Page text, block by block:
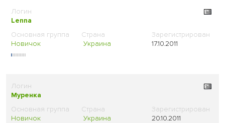
Lenna
Новичок Украина 17.10.2011
Муренка
Новичок Украина 20.10.2011